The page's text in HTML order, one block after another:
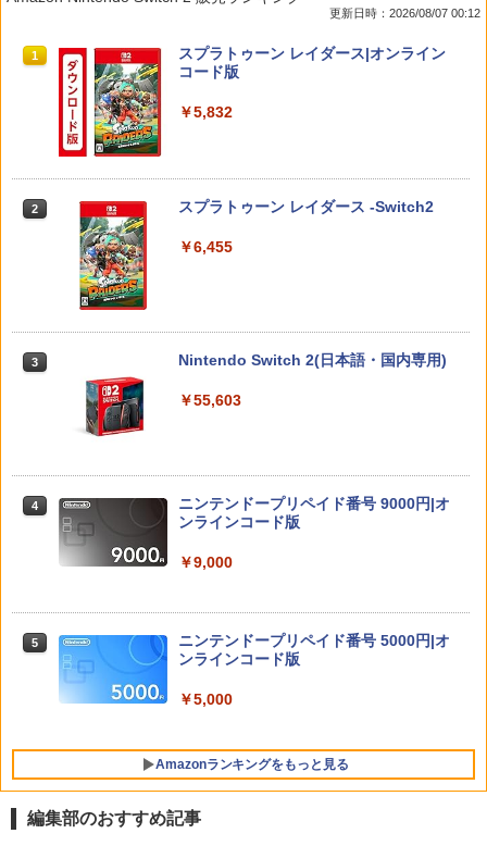
リコン素材 快適フィット スイッチ2対応
￥990
貼り付け キット カバー Switch 2 本体
可 透明 ブルーライト カット 99％ FIRM
全保証】 Nintendo Switch2 保護フィル
フィルム OVER`s オーバーズ TP01
￥1,380
ダース [BEE-P-AADLA NSW2 スプラト
ゥ-ン レイダ-ス]
5
【メール便発送】【新品】任天堂 Ninte
ndo Switch 2 ゲームソフト スプラトゥ
ーン レイダース
￥6,750
安定感UP ブラック ブルー シルバー グ
【メール便】 | プレーステーション プレ
イステーション プレステ プレステ5 プレ
2 グランツーリスモ7 PS5版
￥3,779
3
ソニー・インタラクティブエンタテイン
通常版 [ECJS-00035 PS5 マーベルス
￥3,980
Marvel's Spider-Man 2
首都高バトル / Tokyo Xtreme Racer
￥6,480
u-ray]【メール便送料無料】【最短翌日
￥1,243
￥5,780
￥8,044
ルアイドルクラブ Bloom Garden Part
y』(特装限定版)【Blu-ray】 [ 矢立肇 ]
【楽天ブックス限定連動購入特典+楽天
ブックス限定先着特典+他】ゴールデン
カムイ 第十五巻(初回限定版)【Blu-ra
製サイン入り複製原画セット+原作者・
野田サトル描き下ろし最終章OP／ED絵
￥10,780
更新日時：2026/08/07 00:12
1
スプラトゥーン レイダース|オンライン
コード版
￥5,832
2 スプラトゥーン レイダース -Switch2
￥6,455
3 Nintendo Switch 2(日本語・国内専用)
￥55,603
4
ニンテンドープリペイド番号 9000円|オ
ンラインコード版
￥9,000
5
ニンテンドープリペイド番号 5000円|オ
ンラインコード版
￥5,000
Amazonランキングをもっと見る
編集部のおすすめ記事